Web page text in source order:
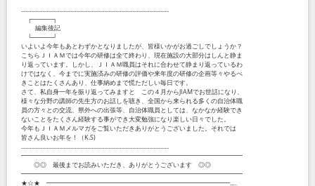
.........................................................................................................
┌─────┐
編集後記
└─────┘
いよいよ今年もあとわずかとなりましたが、皆様いかがお過ごしでしょうか？
こちらＪＩＡＭでは今年の研修は全て終わり、現在施設の大部分はしんと静ま
り返っています。しかし、ＪＩＡＭ職員はそれに合わせて静まり返っているわ
けではなく、今までに実施済みの研修の評価や来年度の研修の企画等々やるべ
きことはたくさんあり、仕事納めまで慌ただしい毎日です。
さて、私自身一年を振り返ってみますと この４月からJIAMでお世話になり、
様々な分野の講師の先生方のお話しを聴き、全国から来られる多くの自治体職
員の方々との交流、県外への出張等、自治体職員としては、なかなか経験でき
ないことをたくさん経験する事ができ大変勉強になり楽しい日々でした。
今年もＪＩＡＭメルマガをご覧いただきありがとうございました。それでは
皆さん良いお年を！（K.S)
.........................................................................................................
━━━━━━━━━━━━━━━━━━━━━━━━━━━━━━━━━━━
◎◎ 最後までお読みいただき、ありがとうございます ◎◎
━━━━━━━━━━━━━━━━━━━━━━━━━━━━━━━━━━━
★☆★ ━━━━━━━━━━━━━━━━━━━━━━━━━━━━━...‥